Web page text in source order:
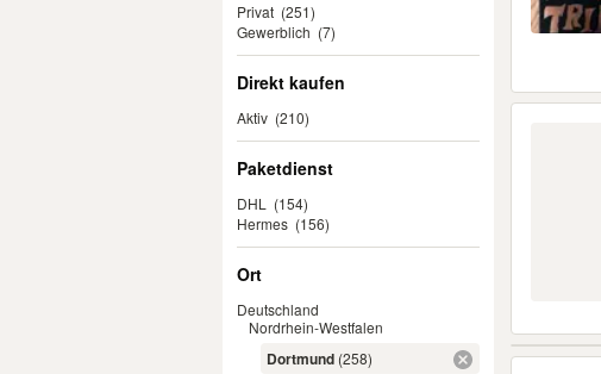
Privat (251)
Gewerblich (7)
Direkt kaufen
Aktiv (210)
Paketdienst
DHL
(154)
Hermes (156)
Ort
Deutschland
Nordrhein-Westfalen
Dortmund (258)